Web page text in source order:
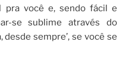
pra você e, sendo fácil e
se sublime através do
desde sempre’, se você se